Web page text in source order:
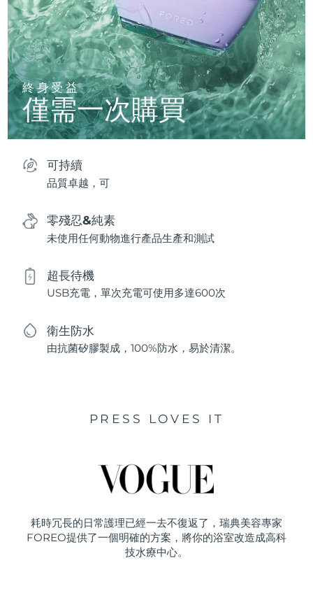
終身受益
僅需一次購買
可持續
品質卓越，可
零殘忍&純素
未使用任何動物進行產品生產和測試
超長待機
USB充電，單次充電可使用多達600次
衛生防水
由抗菌矽膠製成，100%防水，易於清潔。
PRESS LOVES IT
耗時冗長的日常護理已經一去不復返了，瑞典美容專家
FOREO提供了一個明確的方案，將你的浴室改造成高科
技水療中心。